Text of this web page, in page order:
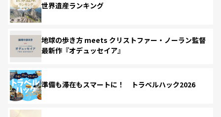
世界遺産ランキング
地球の歩き方 meets クリストファー・ノーラン監督
最新作『オデュッセイア』
準備も滞在もスマートに！ トラベルハック2026